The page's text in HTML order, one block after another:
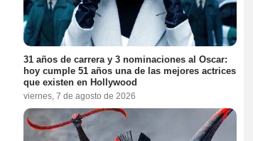
31 años de carrera y 3 nominaciones al Oscar:
hoy cumple 51 años una de las mejores actrices
que existen en Hollywood
viernes, 7 de agosto de 2026